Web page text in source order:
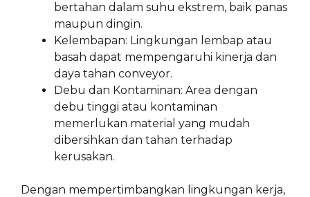
bertahan dalam suhu ekstrem, baik panas
maupun dingin.
Kelembapan: Lingkungan lembap atau
basah dapat mempengaruhi kinerja dan
daya tahan conveyor.
Debu dan Kontaminan: Area dengan
debu tinggi atau kontaminan
memerlukan material yang mudah
dibersihkan dan tahan terhadap
kerusakan.
Dengan mempertimbangkan lingkungan kerja,